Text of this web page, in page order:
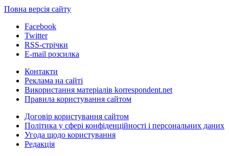
Повна версія сайту
Facebook
Twitter
RSS-стрічки
E-mail розсилка
Контакти
Реклама на сайті
Використання матеріалів korrespondent.net
Правила користування сайтом
Договір користування сайтом
Політика у сфері конфіденційності і персональних даних
Угода щодо користування
Редакція